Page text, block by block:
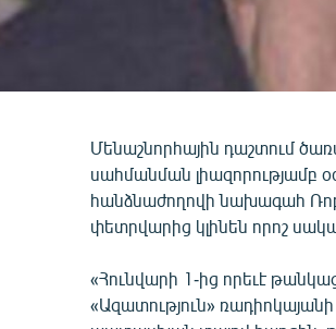
Մենաշնորհային դաշտում
սահմանման լիազորությամբ
հանձնաժողովի նախագահ
փետրվարից կլինեն որոշ
«Հունվարի 1-ից որեւէ
«Ազատություն»